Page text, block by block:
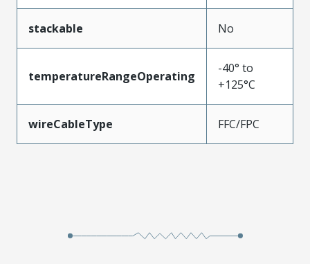
stackable No
temperatureRangeOperating
-40° to
+125°C
wireCableType FFC/FPC